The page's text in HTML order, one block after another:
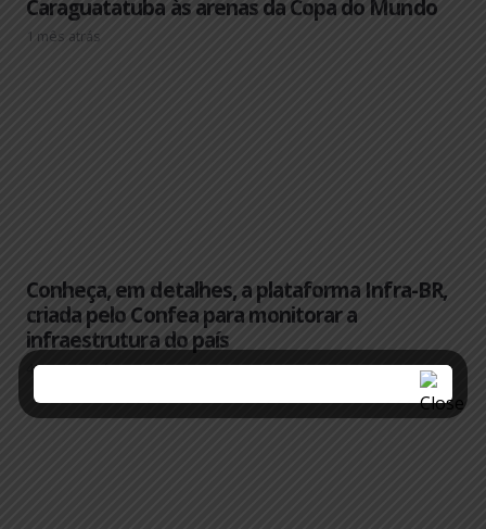
Caraguatatuba às arenas da Copa do Mundo
1 mês atrás
Conheça, em detalhes, a plataforma Infra-BR,
criada pelo Confea para monitorar a
infraestrutura do país
4 meses atrás